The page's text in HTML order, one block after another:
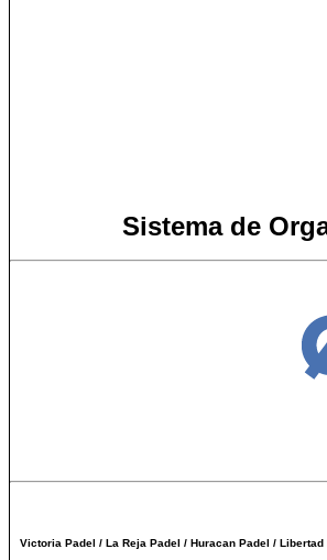
Sistema de
Victoria Padel / La Reja Padel / Huracan Padel /